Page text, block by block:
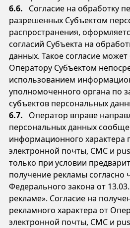
6.6. Согласие на обработку
разрешенных Субъектом
распространения,
согласий Субъекта на
данных. Такое согласие
Оператору Субъектом
использованием
уполномоченного органа по
субъектов персональных
6.7. Оператор вправе
персональных данных
информационного характера
электронной почты, СМС и
только при условии
получение рекламы согласно
Федерального закона от
рекламе». Согласие на
рекламного характера от
электронной почты, СМС и